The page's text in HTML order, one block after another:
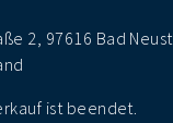
2, 97616 Bad
ist beendet.